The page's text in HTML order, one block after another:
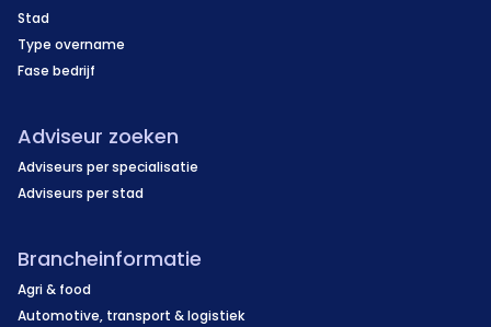
Stad
Type overname
Fase bedrijf
Adviseur zoeken
Adviseurs per specialisatie
Adviseurs per stad
Brancheinformatie
Agri & food
Automotive, transport & logistiek